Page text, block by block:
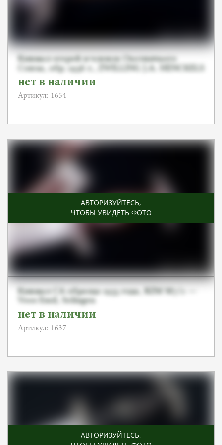
Кинжал егерей и членов Охотничьего
Союза, обр. 1936 г., ZWILLING J.A. HENCKELS
нет в наличии
Артикул: 1654
АВТОРИЗУЙТЕСЬ,
ЧТОБЫ УВИДЕТЬ ФОТО
Кинжал СА образца 1933 года, RZM M7/2 —
Voos Emil, Solingen
нет в наличии
Артикул: 1637
АВТОРИЗУЙТЕСЬ,